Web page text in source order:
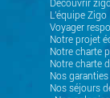
Découvrir
L'équipe Zigo
Voyager
Notre projet
Notre charte
Notre charte
Nos garanties
Nos séjours